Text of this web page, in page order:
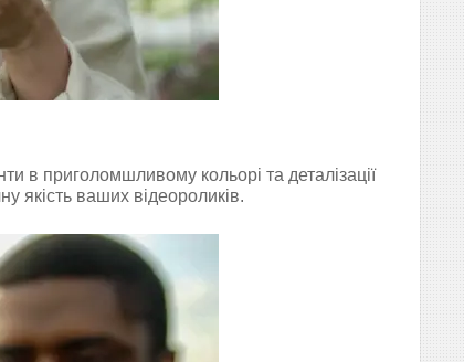
в приголомшливому кольорі та деталізації
якість ваших відеороликів.